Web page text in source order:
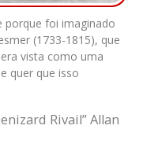
porque foi imaginado
(1733-1815), que
vista como uma
quer que isso
Rivail” Allan